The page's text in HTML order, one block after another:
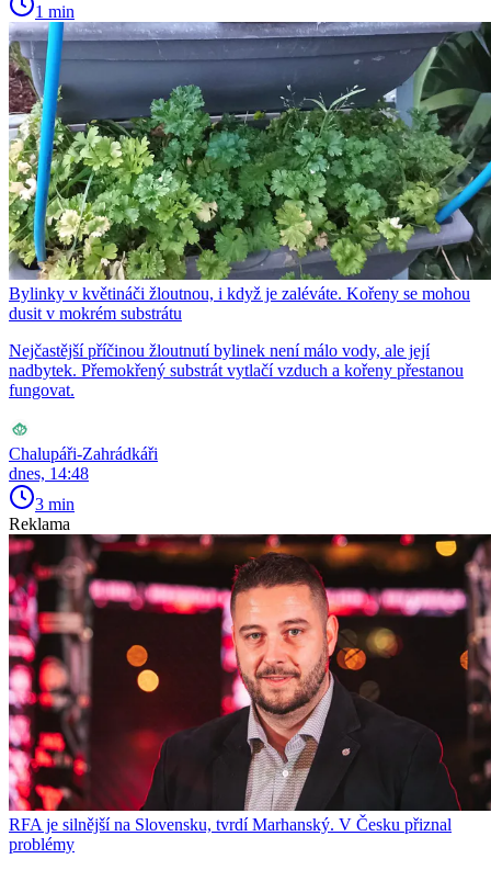
1 min
Bylinky v květináči žloutnou, i když je zaléváte. Kořeny se mohou
dusit v mokrém substrátu
Nejčastější příčinou žloutnutí bylinek není málo vody, ale její
nadbytek. Přemokřený substrát vytlačí vzduch a kořeny přestanou
fungovat.
Chalupáři-Zahrádkáři
dnes, 14:48
3 min
Reklama
RFA je silnější na Slovensku, tvrdí Marhanský. V Česku přiznal
problémy